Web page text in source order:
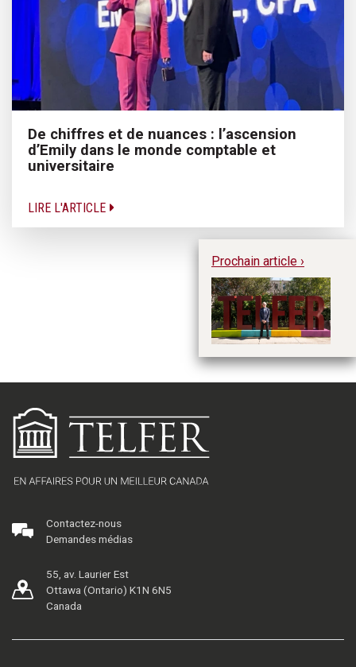
De chiffres et de nuances : l’ascension
d’Emily dans le monde comptable et
universitaire
LIRE L'ARTICLE
Prochain article ›
Contactez-nous
Demandes médias
55, av. Laurier Est
Ottawa (Ontario) K1N 6N5
Canada